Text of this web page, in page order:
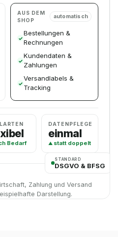
AUS DEM
SHOP
automatisch
Bestellungen &
Rechnungen
Kundendaten &
Zahlungen
Versandlabels &
Tracking
Bedarf
DATENPFLEGE
einmal
statt doppelt
STANDARD
DSGVO & BFSG
Zahlung und Versand
Darstellung.